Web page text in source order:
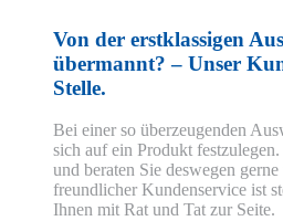
Von der erstklassigen
übermannt? – Unser
Stelle.
Bei einer so überzeugenden
sich auf ein Produkt
und beraten Sie deswegen
freundlicher Kundenservice ist
Ihnen mit Rat und Tat zur Seite.